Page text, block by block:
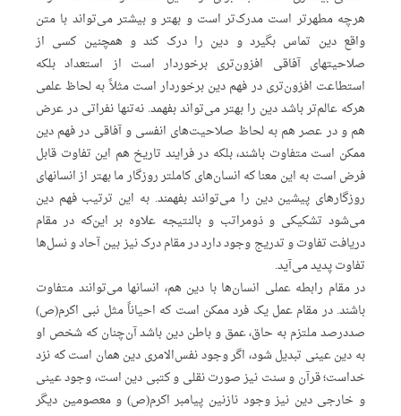
هرچه مطهرتر است مدرک‌تر است و بهتر و بیشتر می‌تواند با متن
واقع دین تماس بگیرد و دین را درک ‌کند و همچنین کسی از
صلاحیتهای آفاقی افزون‌تری برخوردار است از استعداد بلکه
استطاعت افزون‌تری در فهم دین برخوردار است مثلاً به لحاظ علمی
هرکه عالم‌تر باشد دین را بهتر می‌تواند بفهمد. نه‌تنها نفراتی در عرض
هم و در عصر هم به لحاظ صلاحیت‌های انفسی و آفاقی در فهم دین
ممکن است متفاوت باشند، بلکه در فرایند تاریخ هم این تفاوت قابل
فرض است به این معنا که انسان‌های کاملتر روزگار ما بهتر از انسانهای
روزگارهای پیشین دین را می‌توانند بفهمند. به این ترتیب فهم دین
می‌شود تشکیکی و ذومراتب و بالنتیجه علاوه بر این‌که در مقام
دریافت تفاوت و تدریج وجود دارد در مقام درک نیز بین آحاد و نسل‌ها
تفاوت پدید می‌آید.
در مقام رابطه عملی انسان‌ها با دین هم، انسانها می‌توانند متفاوت
باشند. در مقام عمل یک فرد ممکن است که احیاناً مثل نبی اکرم(ص)
صددرصد ملتزم به حاق، عمق و باطن دین باشد آن‌چنان که شخص او
به دین عینی تبدیل ‌شود، اگر وجود نفس‌الامری دین همان است که نزد
خداست؛ قرآن و سنت نیز صورت نقلی و کتبی دین است، وجود عینی
و خارجی دین نیز وجود نازنین پیامبر اکرم(ص) و معصومین دیگر